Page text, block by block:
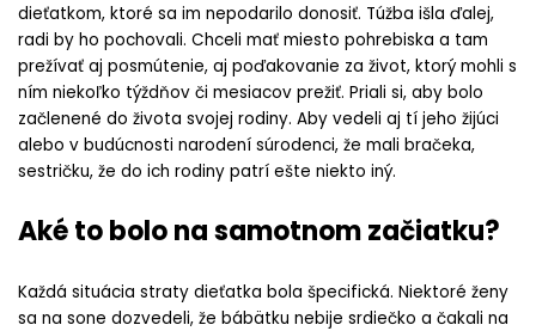
dieťatkom, ktoré sa im nepodarilo donosiť. Túžba išla ďalej,
radi by ho pochovali. Chceli mať miesto pohrebiska a tam
prežívať aj posmútenie, aj poďakovanie za život, ktorý mohli s
ním niekoľko týždňov či mesiacov prežiť. Priali si, aby bolo
začlenené do života svojej rodiny. Aby vedeli aj tí jeho žijúci
alebo v budúcnosti narodení súrodenci, že mali bračeka,
sestričku, že do ich rodiny patrí ešte niekto iný.
Aké to bolo na samotnom začiatku?
Každá situácia straty dieťatka bola špecifická. Niektoré ženy
sa na sone dozvedeli, že bábätku nebije srdiečko a čakali na